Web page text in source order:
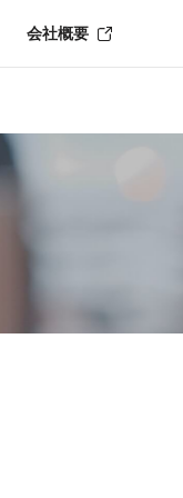
会社概要